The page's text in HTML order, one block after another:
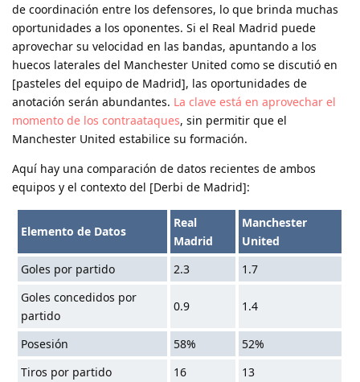
de coordinación entre los defensores, lo que brinda muchas
oportunidades a los oponentes. Si el Real Madrid puede
aprovechar su velocidad en las bandas, apuntando a los
huecos laterales del Manchester United como se discutió en
[pasteles del equipo de Madrid], las oportunidades de
anotación serán abundantes. La clave está en aprovechar el
momento de los contraataques, sin permitir que el
Manchester United estabilice su formación.
Aquí hay una comparación de datos recientes de ambos
equipos y el contexto del [Derbi de Madrid]:
Elemento de Datos
Real
Madrid
Manchester
United
Goles por partido
2.3
1.7
Goles concedidos por
partido
0.9 1.4
Posesión 58%
52%
Tiros por partido
16
13